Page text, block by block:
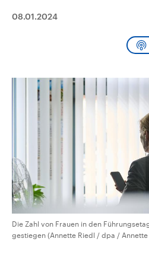
2026
September 2026 einen neuen
Umfragen, Prognosen,
Wahlprogramme, aktuelle Berichte
und Hintergründe zu den Parteien
und Kandidaten der anstehenden
Sendungen Programm
Audio-Archiv
08.01.2024
Die Zahl von Frauen in den
gestiegen (Annette Riedl / dpa / Annette